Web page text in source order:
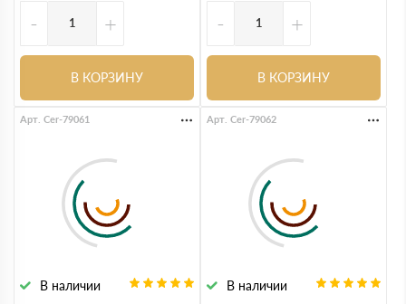
- +
В КОРЗИНУ
- +
В КОРЗИНУ
В наличии
Арт. Cer-79061
В наличии
Арт. Cer-79062